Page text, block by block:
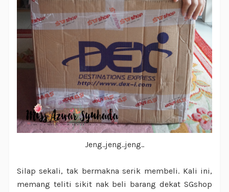
Jeng..jeng..jeng..
Silap sekali, tak bermakna serik membeli. Kali ini,
memang teliti sikit nak beli barang dekat SGshop